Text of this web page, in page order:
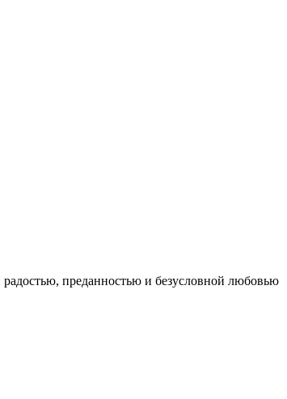
преданностью и безусловной любовью